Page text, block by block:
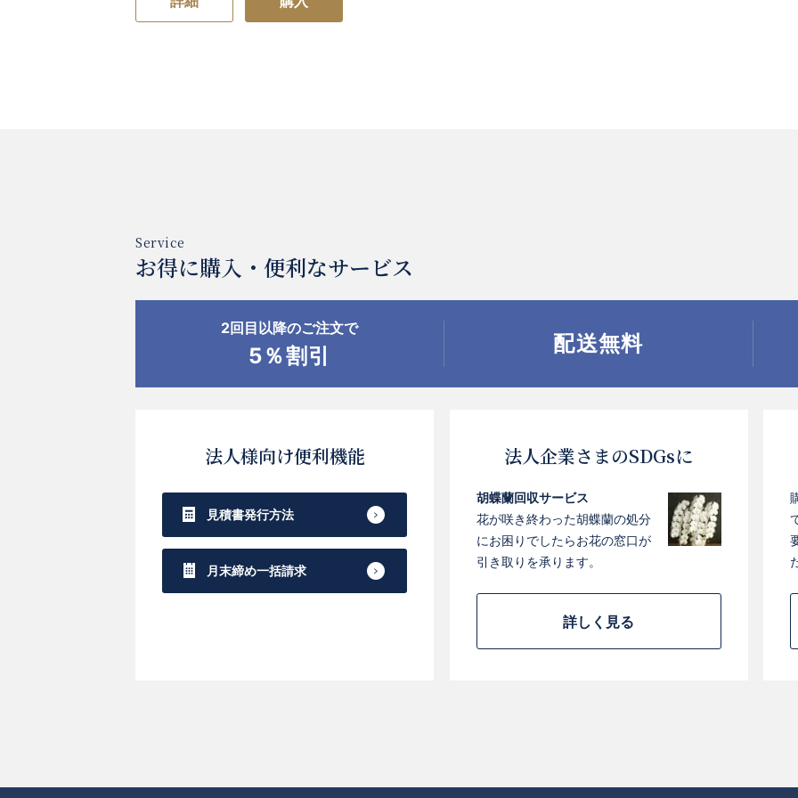
お得に購入・便利なサービス
2回目以降のご注文で
5％割引 配送無料
法人様向け便利機能
見積書発行方法
月末締め一括請求
法人企業さまのSDGsに
胡蝶蘭回収サービス
花が咲き終わった胡蝶蘭の処分
にお困りでしたらお花の窓口が
引き取りを承ります。
詳しく見る